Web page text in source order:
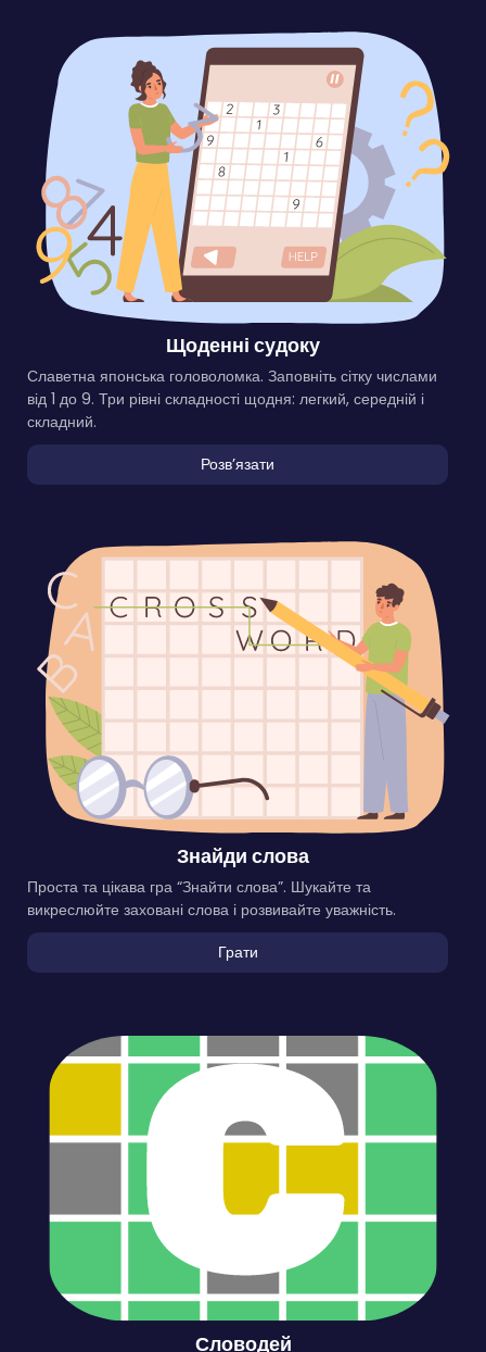
Щоденні судоку
Славетна японська головоломка. Заповніть сітку числами
від 1 до 9. Три рівні складності щодня: легкий, середній і
складний.
Розвʼязати
Знайди слова
Проста та цікава гра “Знайти слова”. Шукайте та
викреслюйте заховані слова і розвивайте уважність.
Грати
Словодей